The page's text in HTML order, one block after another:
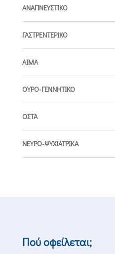
ΑΝΑΠΝΕΥΣΤΙΚΟ
ΓΑΣΤΡΕΝΤΕΡΙΚΟ
ΑΙΜΑ
ΟΥΡΟ-ΓΕΝΝΗΤΙΚΟ
ΟΣΤΑ
ΝΕΥΡΟ-ΨΥΧΙΑΤΡΙΚΑ
Πού οφείλεται;